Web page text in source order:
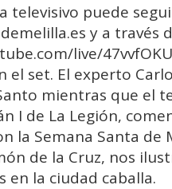
televisivo puede
y a través
live/
el set. El experto
mientras que el
I de La Legión,
la Semana Santa de
de la Cruz, nos
en la ciudad caballa.